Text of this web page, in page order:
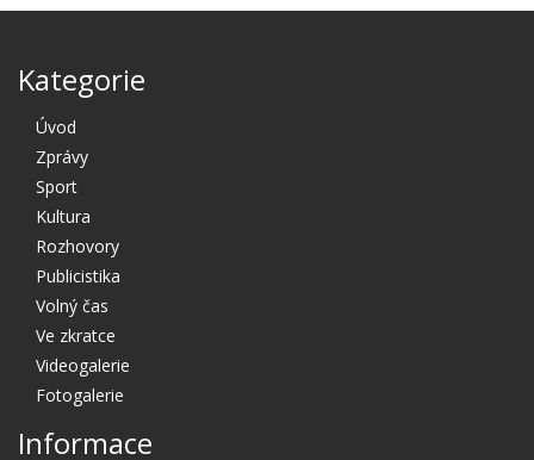
Kategorie
Úvod
Zprávy
Sport
Kultura
Rozhovory
Publicistika
Volný čas
Ve zkratce
Videogalerie
Fotogalerie
Informace